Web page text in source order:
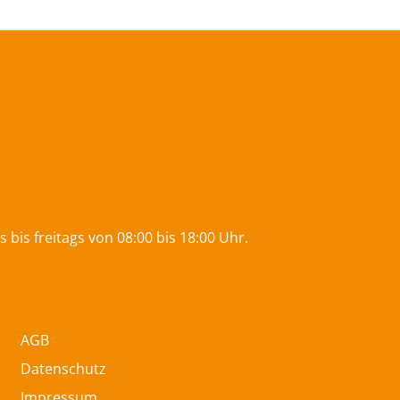
freitags von 08:00 bis 18:00 Uhr.
AGB
Datenschutz